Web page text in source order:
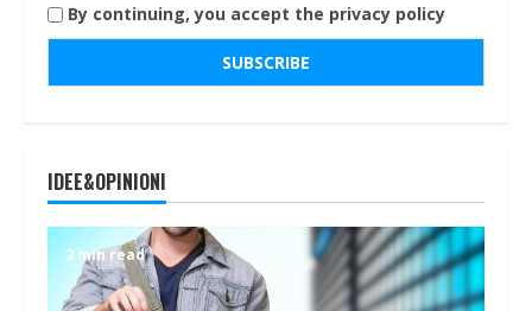
By continuing, you accept the privacy policy
IDEE&OPINIONI
2 min read